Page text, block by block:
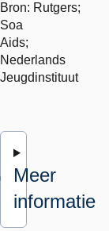
Bron: Rutgers;
Soa
Aids;
Nederlands
Jeugdinstituut
Meer
informatie